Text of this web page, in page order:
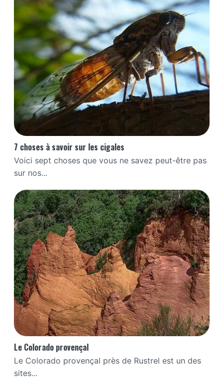
7 choses à savoir sur les cigales
Voici sept choses que vous ne savez peut-être pas
sur nos...
Le Colorado provençal
Le Colorado provençal près de Rustrel est un des
sites...